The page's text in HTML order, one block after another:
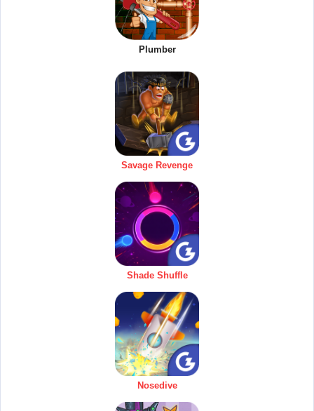
Plumber
Savage Revenge
Shade Shuffle
Nosedive